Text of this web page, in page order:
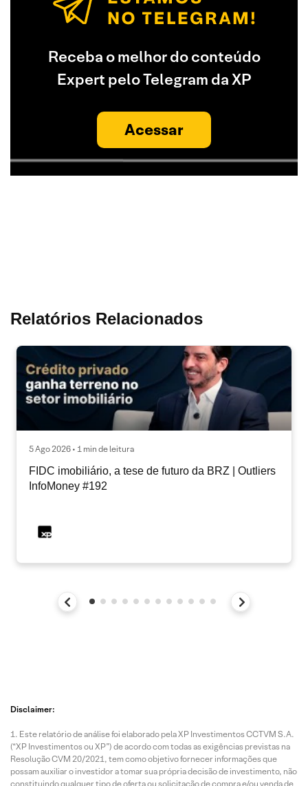
Receba o melhor do conteúdo
Expert pelo Telegram da XP
Acessar
Relatórios Relacionados
5 Ago 2026 • 1 min de leitura
FIDC imobiliário, a tese de futuro da BRZ | Outliers
InfoMoney #192
Disclaimer:
Este relatório de análise foi elaborado pela XP Investimentos CCTVM S.A.
(“XP Investimentos ou XP”) de acordo com todas as exigências previstas na
Resolução CVM 20/2021, tem como objetivo fornecer informações que
possam auxiliar o investidor a tomar sua própria decisão de investimento, não
constituindo qualquer tipo de oferta ou solicitação de compra e/ou venda de